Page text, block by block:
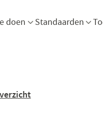
doen Menu openen
Standaarden